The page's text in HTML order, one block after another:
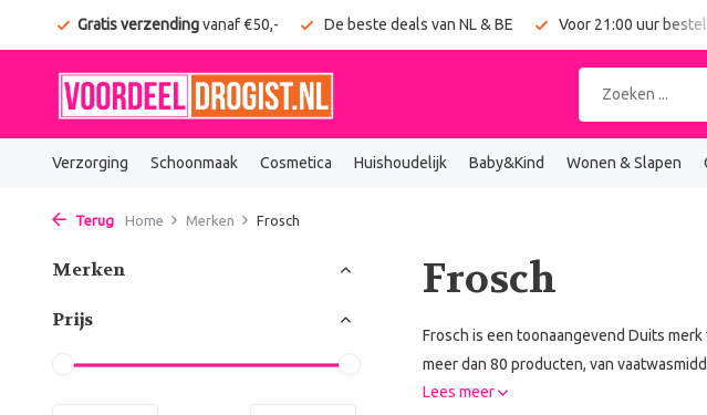
Gratis verzendingvanaf €50,- De beste deals van NL & BE Voor 21:00 uur
Verzorging Schoonmaak Cosmetica Huishoudelijk Baby&Kind Wonen & Slapen
Terug Home Merken Frosch
Merken
Prijs
Frosch
Frosch is een toonaangevend Duits
meer dan 80 producten, van
Lees meer